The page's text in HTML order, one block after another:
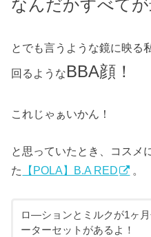
なんだかすべてが
とでも言うような鏡に映る
回るようなBBA顔！
これじゃぁいかん！
と思っていたとき、コスメ
た
【POLA】B.A RED 。
ロ―ションとミルクが1ヶ
ーターセットがあるよ！